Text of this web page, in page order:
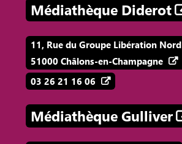
Médiathèque Diderot
11, Rue du Groupe Libération Nord
51000 Châlons-en-Champagne
03 26 21 16 06
Médiathèque Gulliver